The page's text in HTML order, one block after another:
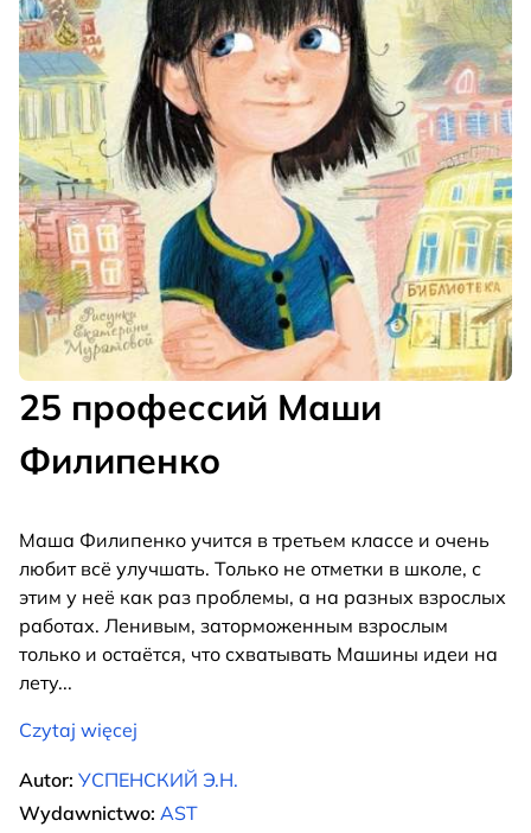
25 профессий Маши
Филипенко
Маша Филипенко учится в третьем классе и очень
любит всё улучшать. Только не отметки в школе, с
этим у неё как раз проблемы, а на разных взрослых
работах. Ленивым, заторможенным взрослым
только и остаётся, что схватывать Машины идеи на
лету...
Czytaj więcej
Autor: УСПЕНСКИЙ Э.Н.
Wydawnictwo: AST